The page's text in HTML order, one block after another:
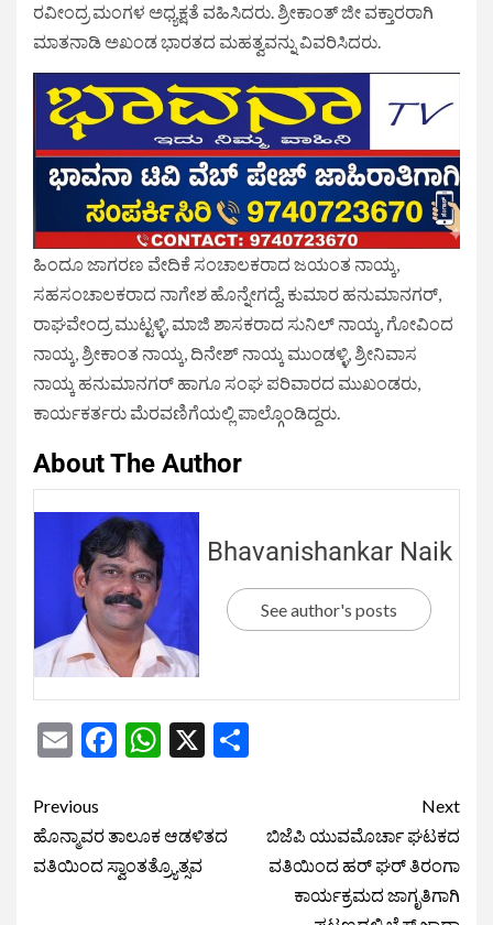
ರವೀಂದ್ರ ಮಂಗಳ ಅಧ್ಯಕ್ಷತೆ ವಹಿಸಿದರು. ಶ್ರೀಕಾಂತ್ ಜೀ ವಕ್ತಾರರಾಗಿ
ಮಾತನಾಡಿ ಅಖಂಡ ಭಾರತದ ಮಹತ್ವವನ್ನು ವಿವರಿಸಿದರು.
ಹಿಂದೂ ಜಾಗರಣ ವೇದಿಕೆ ಸಂಚಾಲಕರಾದ ಜಯಂತ ನಾಯ್ಕ,
ಸಹಸಂಚಾಲಕರಾದ ನಾಗೇಶ ಹೊನ್ನೇಗದ್ದೆ, ಕುಮಾರ ಹನುಮಾನಗರ್,
ರಾಘವೇಂದ್ರ ಮುಟ್ಟಳ್ಳಿ, ಮಾಜಿ ಶಾಸಕರಾದ ಸುನಿಲ್ ನಾಯ್ಕ, ಗೋವಿಂದ
ನಾಯ್ಕ, ಶ್ರೀಕಾಂತ ನಾಯ್ಕ, ದಿನೇಶ್ ನಾಯ್ಕ ಮುಂಡಳ್ಳಿ, ಶ್ರೀನಿವಾಸ
ನಾಯ್ಕ ಹನುಮಾನಗರ್ ಹಾಗೂ ಸಂಘ ಪರಿವಾರದ ಮುಖಂಡರು,
ಕಾರ್ಯಕರ್ತರು ಮೆರವಣಿಗೆಯಲ್ಲಿ ಪಾಲ್ಗೊಂಡಿದ್ದರು.
About The Author
Bhavanishankar Naik
See author's posts
EmailFacebook
WhatsApp
X
Previous
ಹೊನ್ಮಾವರ ತಾಲೂಕ ಆಡಳಿತದ
ವತಿಯಿಂದ ಸ್ವಾಂತತ್ರ‍್ಯೊತ್ಸವ
Next
ಬಿಜೆಪಿ ಯುವಮೊರ್ಚಾ ಘಟಕದ
ವತಿಯಿಂದ ಹರ್ ಘರ್ ತಿರಂಗಾ
ಕಾರ್ಯಕ್ರಮದ ಜಾಗೃತಿಗಾಗಿ